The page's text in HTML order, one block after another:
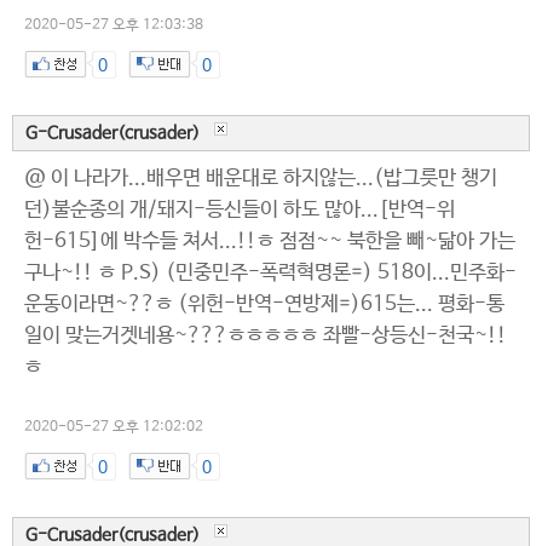
2020-05-27 오후 12:03:38
0 0
G-Crusader(crusader)
@ 이 나라가...배우면 배운대로 하지않는...(밥그릇만 챙기
던)불순종의 개/돼지-등신들이 하도 많아...[반역-위
헌-615]에 박수들 쳐서...!!ㅎ 점점~~ 북한을 빼~닮아 가는
구나~!! ㅎ P.S) (민중민주-폭력혁명론=) 518이...민주화-
운동이라면~??ㅎ (위헌-반역-연방제=)615는... 평화-통
일이 맞는거겟네용~???ㅎㅎㅎㅎㅎ 좌빨-상등신-천국~!!
ㅎ
2020-05-27 오후 12:02:02
0 0
G-Crusader(crusader)